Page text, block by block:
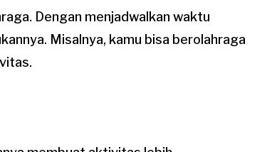
Dengan menjadwalkan waktu
Misalnya, kamu bisa berolahraga